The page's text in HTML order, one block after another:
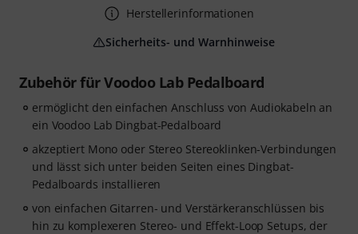
Zubehör für Voodoo Lab Pedalboard
ermöglicht den einfachen Anschluss von Audiokabeln an
ein Voodoo Lab Dingbat-Pedalboard
akzeptiert Mono oder Stereo Stereoklinken-Verbindungen
und lässt sich unter beiden Seiten eines Dingbat-
Pedalboards installieren
von einfachen Gitarren- und Verstärkeranschlüssen bis
hin zu komplexeren Stereo- und Effekt-Loop Setups, der
Herstellerinformationen
Sicherheits- und Warnhinweise